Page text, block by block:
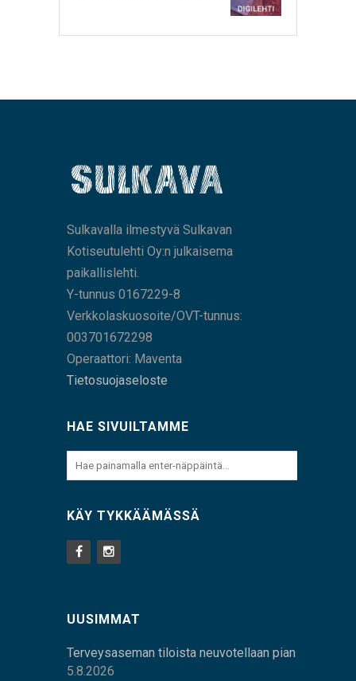
Sulkavalla ilmestyvä Sulkavan
Kotiseutulehti Oy:n julkaisema
paikallislehti.
Y-tunnus 0167229-8
Verkkolaskuosoite/OVT-tunnus:
003701672298
Operaattori: Maventa
Tietosuojaseloste
HAE SIVUILTAMME
KÄY TYKKÄÄMÄSSÄ
UUSIMMAT
Terveysaseman tiloista neuvotellaan pian
5.8.2026